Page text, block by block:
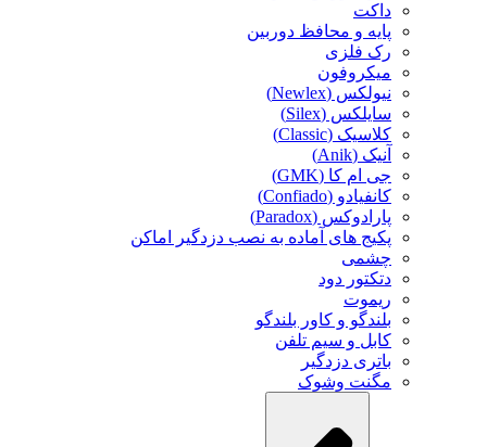
داکت
پایه و محافظ دوربین
رک فلزی
میکروفون
نیولکس (Newlex)
سایلکس (Silex)
کلاسیک (Classic)
آنیک (Anik)
جی ام کا (GMK)
کانفیادو (Confiado)
پارادوکس (Paradox)
پکیج های آماده به نصب دزدگیر اماکن
چشمی
دتکتور دود
ریموت
بلندگو و کاور بلندگو
کابل و سیم تلفن
باتری دزدگیر
مگنت وشوک